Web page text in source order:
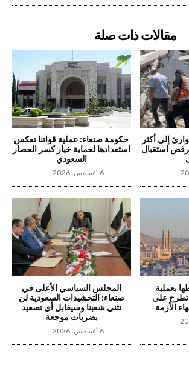
مقالات ذات صلة
إلى أكثر
ترفض استقبال
حكومة صنعاء: عملية قواتنا تعكس
استعدادها لحماية خيار كسر الحصار
السعودي
6 أغسطس، 2026
بعملية
تطرح على
الأزمة
المجلس السياسي الأعلى في
صنعاء: التحشيدات السعودية لن
تثني شعبنا وسيقابل أي تصعيد
بضربات موجعة
6 أغسطس، 2026